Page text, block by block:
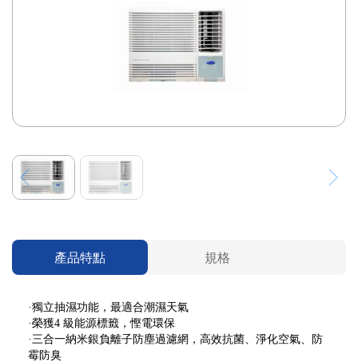
產品特點 規格
·獨立抽濕功能，最適合潮濕天氣
·榮獲4 級能源標籤，慳電環保
·三合一納米銀負離子防塵過濾網，高效抗菌、淨化空氣、防
霉防臭